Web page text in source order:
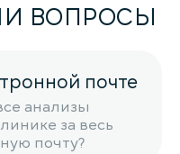
ВОПРОСЫ
почте
анализы
за весь
почту?